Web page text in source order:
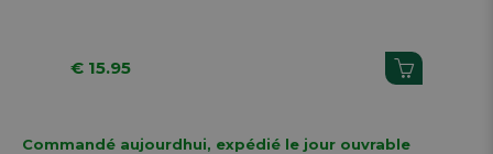
€ 15.95
Commandé aujourdhui, expédié le jour ouvrable